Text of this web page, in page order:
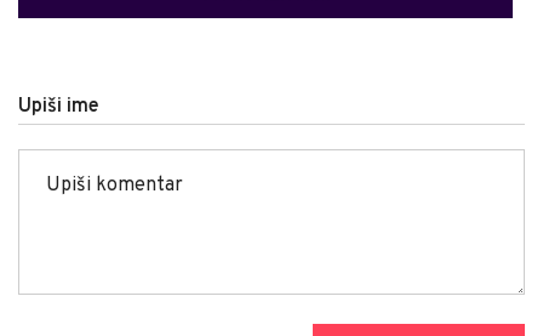
Upiši ime